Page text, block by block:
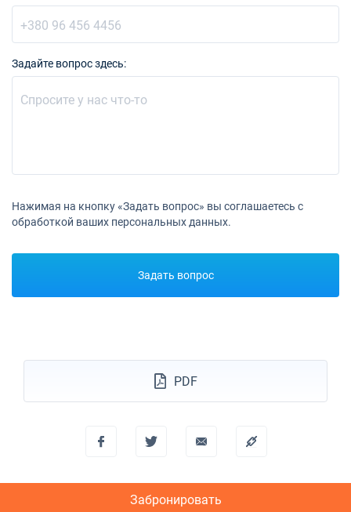
Задайте вопрос здесь:
Нажимая на кнопку «Задать вопрос» вы соглашаетесь с
обработкой ваших персональных данных.
Задать вопрос
PDF
Забронировать